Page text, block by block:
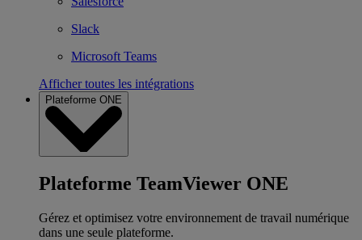
Slack
Microsoft Teams
Afficher toutes les intégrations
Plateforme ONE
Plateforme TeamViewer ONE
Gérez et optimisez votre environnement de travail numérique
dans une seule plateforme.